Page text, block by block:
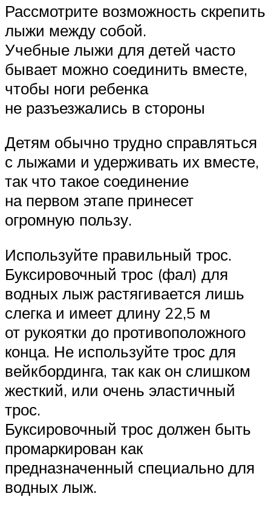
Рассмотрите возможность скрепить
лыжи между собой.
Учебные лыжи для детей часто
бывает можно соединить вместе,
чтобы ноги ребенка
не разъезжались в стороны
Детям обычно трудно справляться
с лыжами и удерживать их вместе,
так что такое соединение
на первом этапе принесет
огромную пользу.
Используйте правильный трос.
Буксировочный трос (фал) для
водных лыж растягивается лишь
слегка и имеет длину 22,5 м
от рукоятки до противоположного
конца. Не используйте трос для
вейкбординга, так как он слишком
жесткий, или очень эластичный
трос.
Буксировочный трос должен быть
промаркирован как
предназначенный специально для
водных лыж.